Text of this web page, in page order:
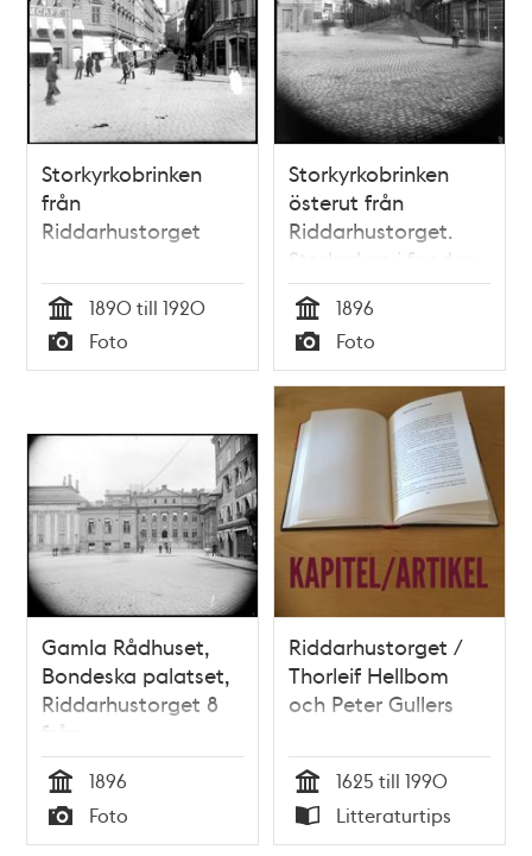
Storkyrkobrinken
från
Riddarhustorget
Tid
1890 till 1920
Typ
Foto
Storkyrkobrinken
österut från
Riddarhustorget.
Storkyrkan i fonden
Tid
1896
Typ
Foto
Gamla Rådhuset,
Bondeska palatset,
Riddarhustorget 8
från
Storkyrkobrinken
Tid
1896
Typ
Foto
Riddarhustorget /
Thorleif Hellbom
och Peter Gullers
Tid
1625 till 1990
Typ
Litteraturtips